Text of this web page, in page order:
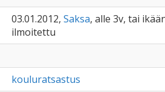
03.01.2012, Saksa, alle 3v, tai
ilmoitettu
kouluratsastus